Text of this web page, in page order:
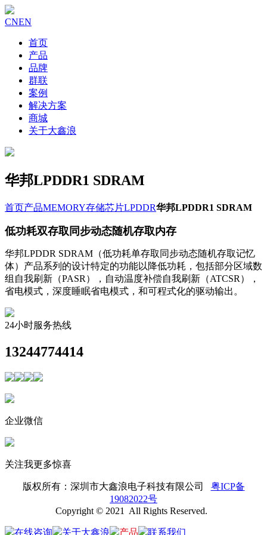
CNEN
首页
产品
品牌
群联
案例
解决方案
商城
关于大鑫浪
华邦LPDDR1 SDRAM
首页产品MEMORY存储芯片LPDDR华邦LPDDR1 SDRAM
低功耗双存取同步动态随机存取内存
华邦LPDDR SDRAM（低功耗单存取同步动态随机存取记忆
体）产品系列的设计特定的功能以降低功耗，包括部分区域数
组自我刷新（PASR），自动温度补偿自我刷新（ATCSR），
省电模式，深度睡眠省电模式，和可程式化的驱动输出。
24小时服务热线
13244774414
企业微信
关注我更多惊喜
版权所有： 深圳市大鑫浪电子科技有限公司
粤ICP备
19082022号
Copyright © 2021 All Rights Reserved.
在线咨询 关于大鑫浪 产品 联系我们